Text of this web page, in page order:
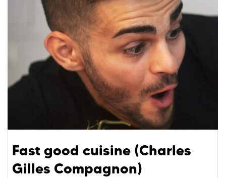
Fast good cuisine (Charles
Gilles Compagnon)